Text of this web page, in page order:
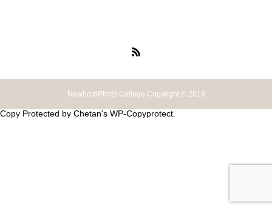
NewbornPhoto College Copyright © 2019
Copy Protected by Chetan's WP-Copyprotect